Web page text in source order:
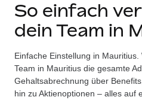
WELTWEITE
Globale Payroll
Einfache, rechtssicher
Employer of Record
Lösungen
WELTWEITE ABDECKUNG
Country Explorer
Länderspezifische
Ressourcen
TOOLS UND RECHNER
Preise
So einfach
dein Team in
Einfache Einstellung in
Team in Mauritius die gesamte
Gehaltsabrechnung über
hin zu Aktienoptionen – alles auf